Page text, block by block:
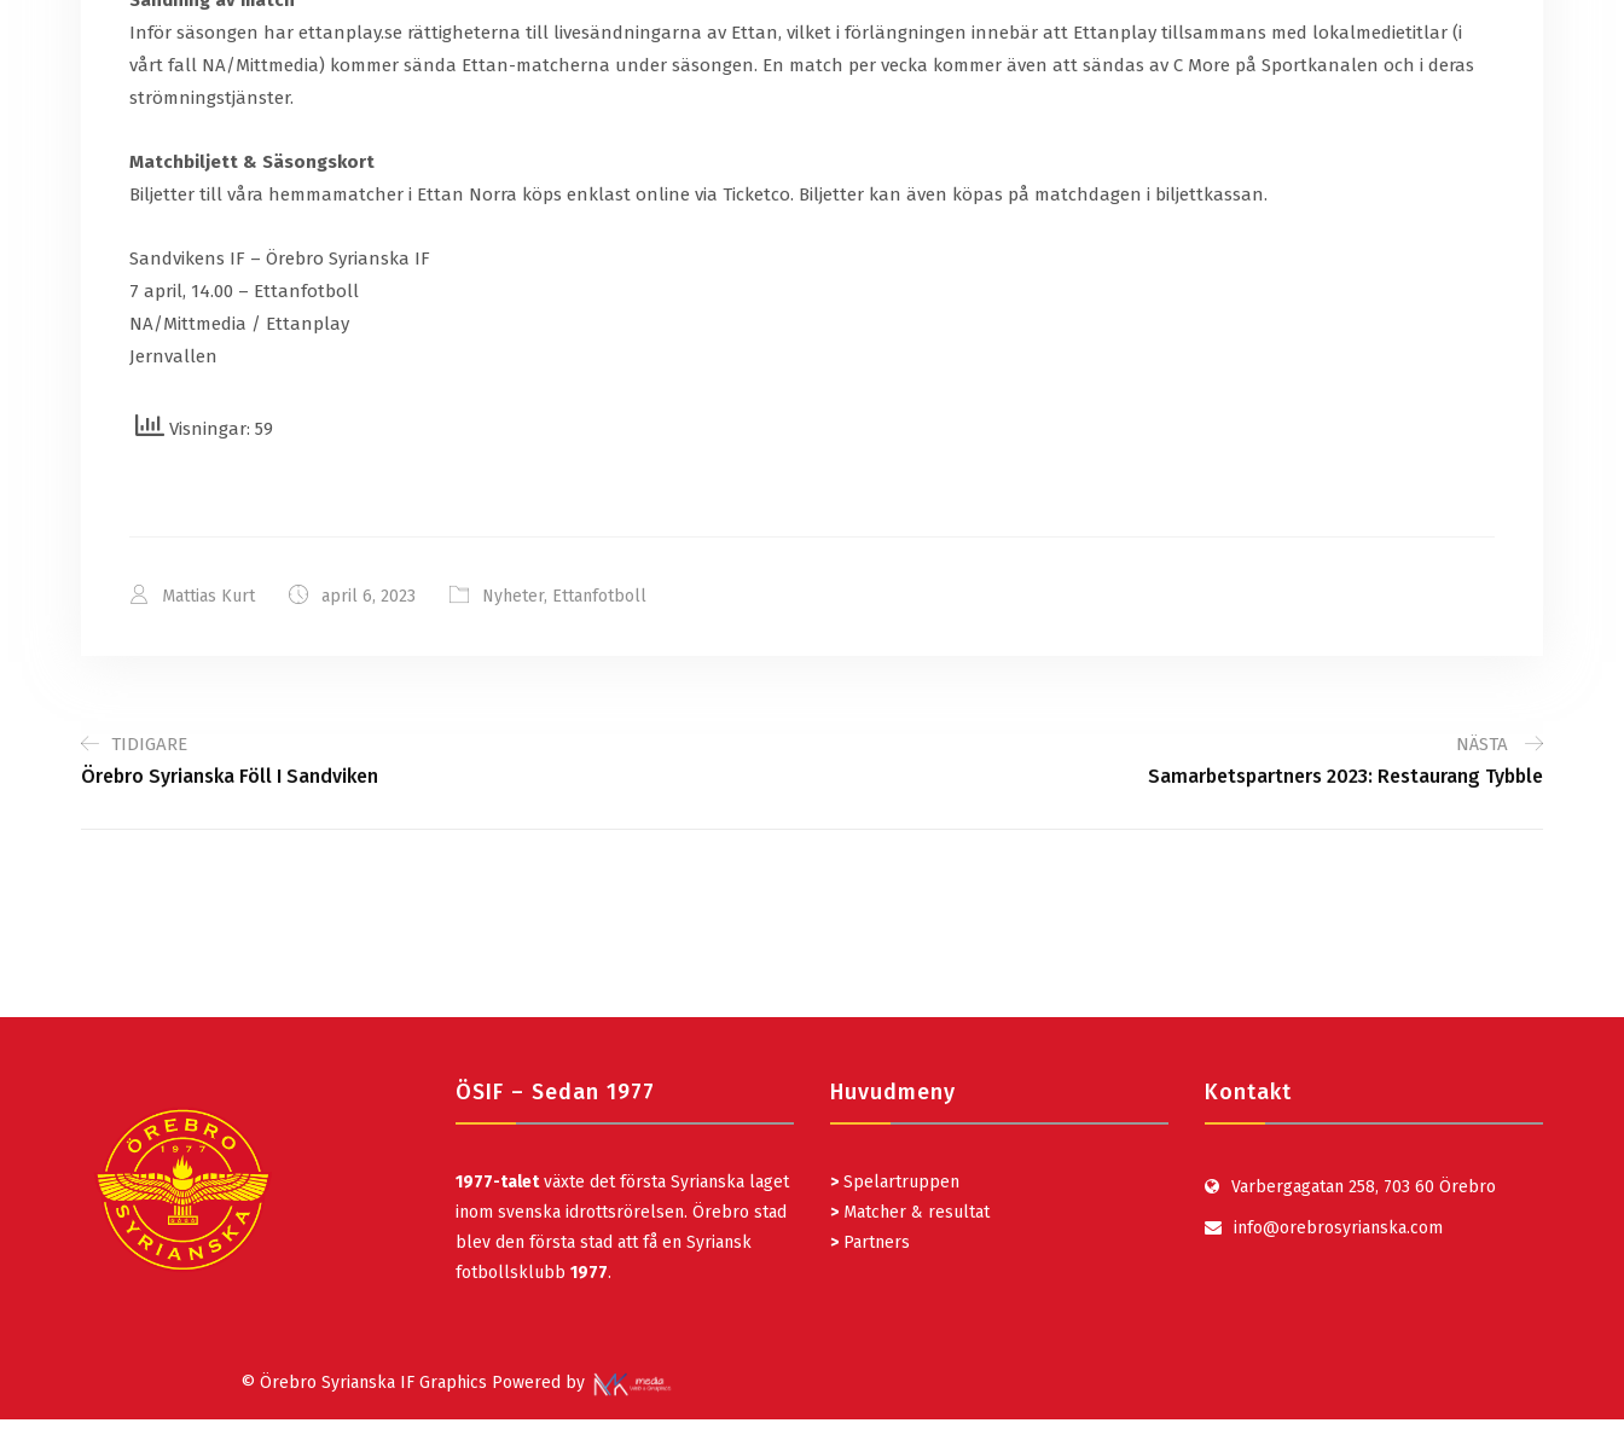
Inför säsongen har ettanplay.se rättigheterna till livesändningarna av Ettan, vilket i förlängningen innebär att Ettanplay tillsammans med lokalmedietitlar (i
vårt fall NA/Mittmedia) kommer sända Ettan-matcherna under säsongen. En match per vecka kommer även att sändas av C More på Sportkanalen och i deras
strömningstjänster.
Matchbiljett & Säsongskort
Biljetter till våra hemmamatcher i Ettan Norra köps enklast online via Ticketco. Biljetter kan även köpas på matchdagen i biljettkassan.
Sandvikens IF – Örebro Syrianska IF
7 april, 14.00 – Ettanfotboll
NA/Mittmedia / Ettanplay
Jernvallen
Visningar: 59
Mattias Kurt april 6, 2023 Nyheter, Ettanfotboll
TIDIGARE
Örebro Syrianska Föll I Sandviken
NÄSTA
Samarbetspartners 2023: Restaurang Tybble
ÖSIF – Sedan 1977
1977-taletväxte det första Syrianska laget
inom svenska idrottsrörelsen. Örebro stad
blev den första stad att få en Syriansk
fotbollsklubb 1977.
Huvudmeny
> Spelartruppen
> Matcher & resultat
> Partners
Kontakt
Varbergagatan 258, 703 60 Örebro
info@orebrosyrianska.com
© Örebro Syrianska IF Graphics Powered by